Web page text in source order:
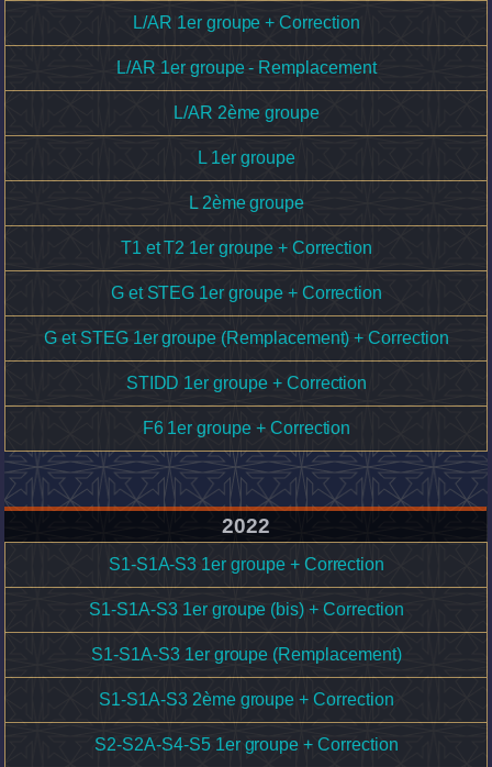
L/AR 1er groupe + Correction
L/AR 1er groupe - Remplacement
L/AR 2ème groupe
L 1er groupe
L 2ème groupe
T1 et T2 1er groupe + Correction
G et STEG 1er groupe + Correction
G et STEG 1er groupe (Remplacement) + Correction
STIDD 1er groupe + Correction
F6 1er groupe + Correction
2022
S1-S1A-S3 1er groupe + Correction
S1-S1A-S3 1er groupe (bis) + Correction
S1-S1A-S3 1er groupe (Remplacement)
S1-S1A-S3 2ème groupe + Correction
S2-S2A-S4-S5 1er groupe + Correction